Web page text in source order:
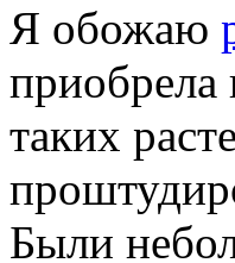
Я обожаю
приобрела
таких
Были